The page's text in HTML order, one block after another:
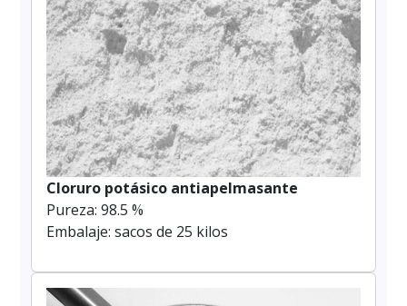
Cloruro potásico antiapelmasante
Pureza: 98.5 %
Embalaje: sacos de 25 kilos